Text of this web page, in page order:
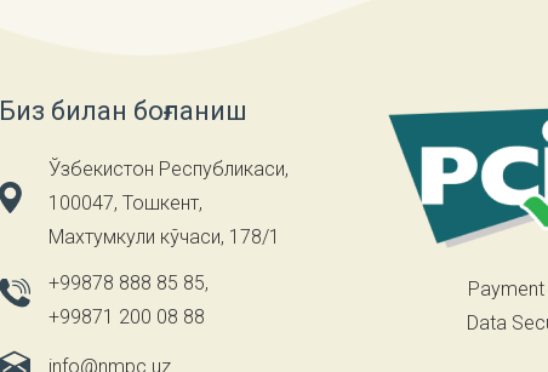
Биз билан боғланиш
Ўзбекистон Республикаси,
100047, Тошкент,
Махтумкули кўчаси, 178/1
+99878 888 85 85,
+99871 200 08 88
info@nmpc.uz
Data